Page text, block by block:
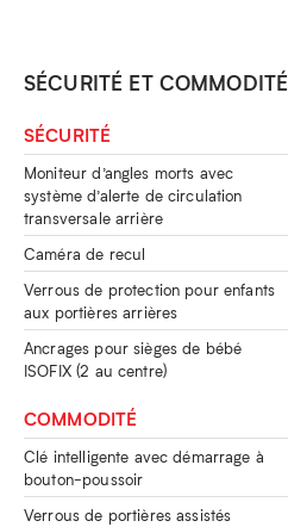
SÉCURITÉ ET COMMODITÉ
SÉCURITÉ
Moniteur d’angles morts avec
système d’alerte de circulation
transversale arrière
Caméra de recul
Verrous de protection pour enfants
aux portières arrières
Ancrages pour sièges de bébé
ISOFIX (2 au centre)
COMMODITÉ
Clé intelligente avec démarrage à
bouton-poussoir
Verrous de portières assistés